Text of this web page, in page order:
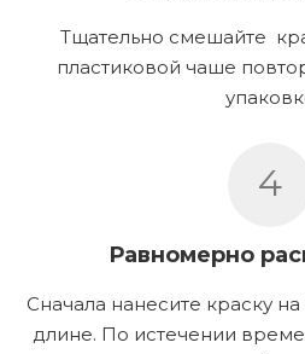
Тщательно смешайте
пластиковой чаше
4
Равномерно
Сначала нанесите краску
длине. По истечении